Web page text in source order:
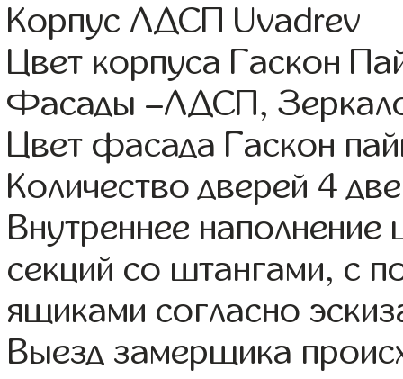
Корпус ЛДСП Uvadrev
Цвет корпуса Гаскон
Фасады –ЛДСП,
Цвет фасада Гаскон
Количество дверей 4
Внутреннее
секций со штангами, с
ящиками согласно
Выезд замерщика